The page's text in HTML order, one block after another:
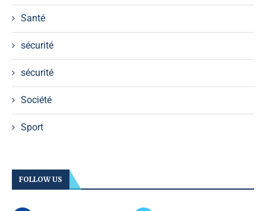
Santé
sécurité
sécurité
Société
Sport
FOLLOW US